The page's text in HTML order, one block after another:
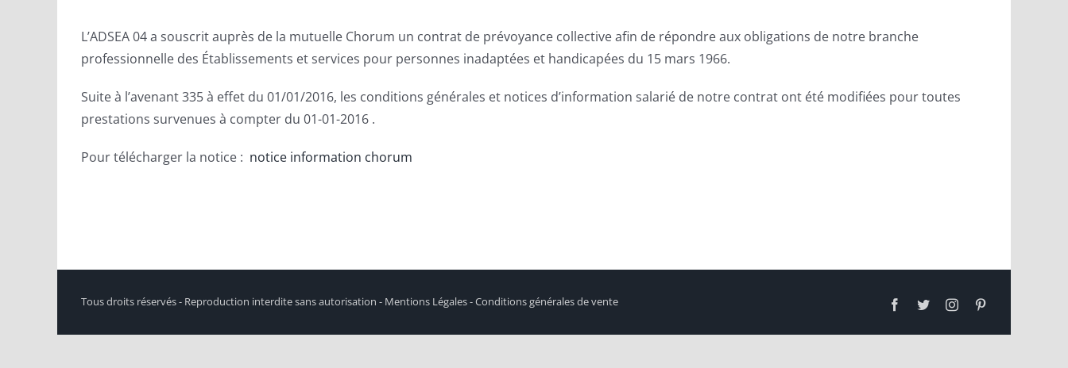
L’ADSEA 04 a souscrit auprès de la mutuelle Chorum un contrat de prévoyance collective afin de répondre aux obligations de notre branche
professionnelle des Établissements et services pour personnes inadaptées et handicapées du 15 mars 1966.
Suite à l’avenant 335 à effet du 01/01/2016, les conditions générales et notices d’information salarié de notre contrat ont été modifiées pour toutes
prestations survenues à compter du 01-01-2016 .
Pour télécharger la notice : notice information chorum
Tous droits réservés - Reproduction interdite sans autorisation - Mentions Légales - Conditions générales de vente Facebook
TwitterInstagram